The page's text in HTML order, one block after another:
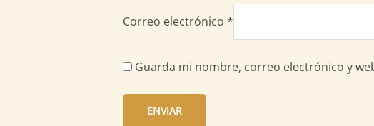
Correo electrónico *
Guarda mi nombre, correo electrónico y